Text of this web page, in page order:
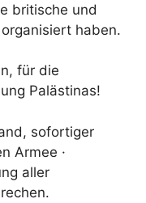
britische und
haben.
für die
Palästinas!
sofortiger
Armee ·
aller